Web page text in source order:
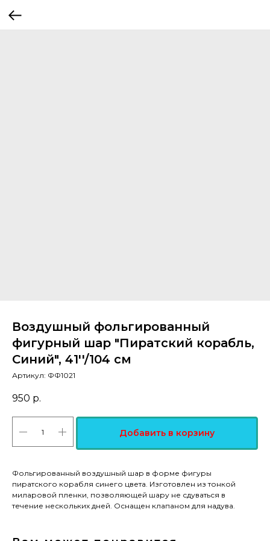
Воздушный фольгированный
фигурный шар "Пиратский корабль,
Синий", 41''/104 см
Артикул: ФФ1021
950 р.
Добавить в корзину
Фольгированный воздушный шар в форме фигуры
пиратского корабля синего цвета. Изготовлен из тонкой
миларовой пленки, позволяющей шару не сдуваться в
течение нескольких дней. Оснащен клапаном для надува.